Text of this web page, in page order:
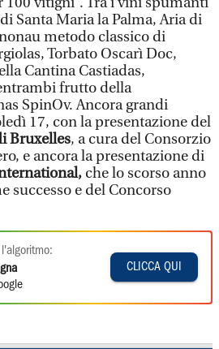
Santa Maria la Palma, Aria di
metodo classico di
Torbato Oscarì Doc,
Cantina Castiadas,
frutto della
SpinOv. Ancora grandi
17, con la presentazione del
Bruxelles, a cura del Consorzio
e ancora la presentazione di
che lo scorso anno
successo e del Concorso
CLICCA QUI